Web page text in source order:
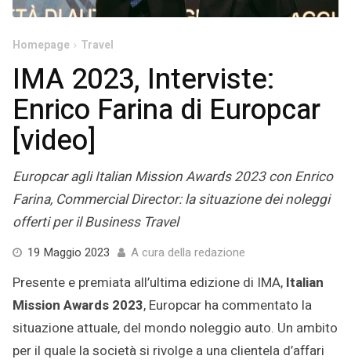
Homepage Travel
IMA 2023, Interviste:
Enrico Farina di Europcar
[video]
Europcar agli Italian Mission Awards 2023 con Enrico
Farina, Commercial Director: la situazione dei noleggi
offerti per il Business Travel
19 Maggio 2023 22
2023
A cura della redazione
Presente e premiata all’ultima edizione di IMA, Italian
Mission Awards 2023, Europcar ha commentato la
situazione attuale, del mondo noleggio auto. Un ambito
per il quale la società si rivolge a una clientela d’affari